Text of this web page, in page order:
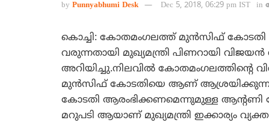
by Punnyabhumi Desk Dec 5, 2018, 06:29 pm IST in
കൊച്ചി: കോതമംഗലത്ത് മുന്‍സിഫ് കോടതി
വരുന്നതായി മുഖ്യമന്ത്രി പിണറായി
അറിയിച്ചു.നിലവില്‍ കോതമംഗലത്തിന്റെ
മുന്‍സിഫ് കോടതിയെ ആണ്
കോടതി ആരംഭിക്കണമെന്നുമുള്ള
മറുപടി ആയാണ് മുഖ്യമന്ത്രി ഇക്കാര്യം